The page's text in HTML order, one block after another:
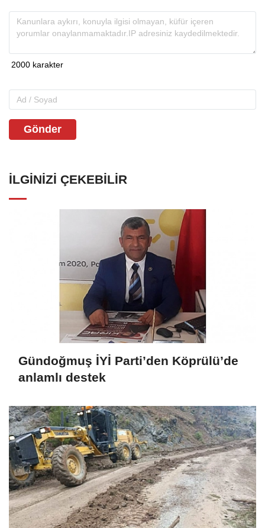
Gönder
İLGINIZI ÇEKEBILIR
Gündoğmuş İYİ Parti’den Köprülü’de
anlamlı destek